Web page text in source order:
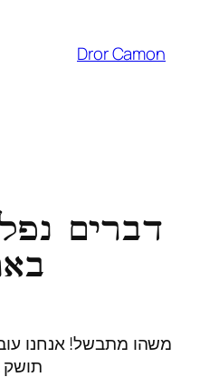
Dror Camon
דברים
משהו מתבשל! אנחנו
תושק